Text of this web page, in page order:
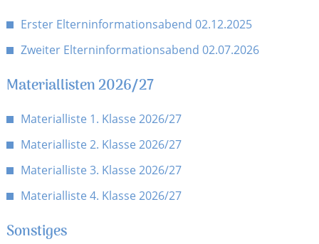
Erster Elterninformationsabend 02.12.2025
Zweiter Elterninformationsabend 02.07.2026
Materiallisten 2026/27
Materialliste 1. Klasse 2026/27
Materialliste 2. Klasse 2026/27
Materialliste 3. Klasse 2026/27
Materialliste 4. Klasse 2026/27
Sonstiges